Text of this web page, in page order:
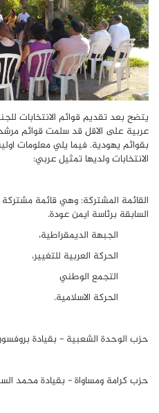
يتضح بعد تقديم قوائم الانتخابات
عربية على الاقل قد سلمت قوائم
بقوائم يهودية. فيما يلي معلومات
الانتخابات ولديها تمثيل عربي:
القائمة المشتركة: وهي قائمة
السابقة برئاسة ايمن عودة.
الجبهة الديمقراطية،
الحركة العربية للتغيير،
التجمع الوطني
الحركة الاسلامية.
حزب الوحدة الشعبية - بقيادة
حزب كرامة ومساواة - بقيادة محمد